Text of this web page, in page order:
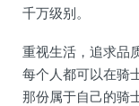
千万级别。
重视生活，追求品
每个人都可以在骑
那份属于自己的骑